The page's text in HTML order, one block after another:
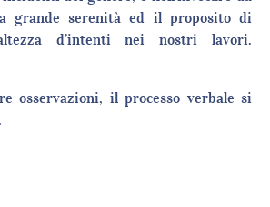
grande serenità ed il proposito di
d’intenti nei nostri lavori.
osservazioni, il processo verbale si